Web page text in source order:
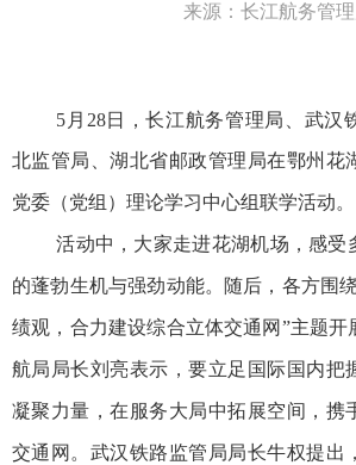
来源：长江航务管
5月28日，长江航务管理局、武汉
北监管局、湖北省邮政管理局在鄂州花
党委（党组）理论学习中心组联学活动。
活动中，大家走进花湖机场，感受
的蓬勃生机与强劲动能。随后，各方围
绩观，合力建设综合立体交通网”主题开
航局局长刘亮表示，要立足国际国内把
凝聚力量，在服务大局中拓展空间，携
交通网。武汉铁路监管局局长牛权提出